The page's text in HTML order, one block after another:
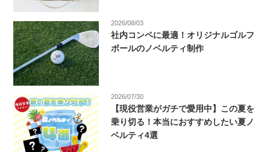
2026/08/03
社内コンペに最適！オリジナルゴルフ
ボールのノベルティ制作
2026/07/30
【現役営業がガチで愛用中】この夏を
乗り切る！本当におすすめしたい夏ノ
ベルティ4選